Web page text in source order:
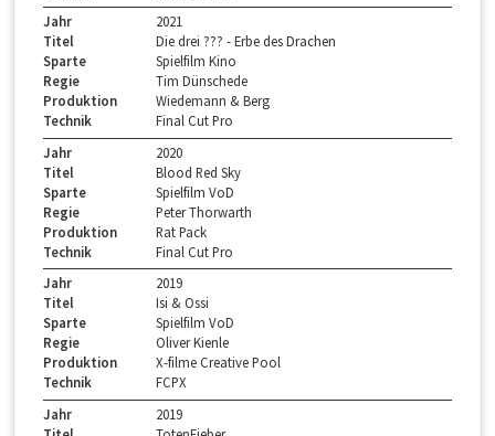
Jahr
2021
Titel
Die drei ??? - Erbe des Drachen
Sparte
Spielfilm Kino
Regie
Tim Dünschede
Produktion
Wiedemann & Berg
Technik
Final Cut Pro
Jahr
2020
Titel
Blood Red Sky
Sparte
Spielfilm VoD
Regie
Peter Thorwarth
Produktion
Rat Pack
Technik
Final Cut Pro
Jahr
2019
Titel
Isi & Ossi
Sparte
Spielfilm VoD
Regie
Oliver Kienle
Produktion
X-filme Creative Pool
Technik
FCPX
Jahr
2019